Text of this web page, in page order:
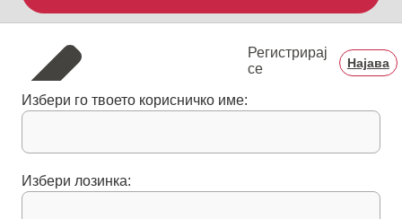
Регистрирај
се
Најава
Избери го твоето корисничко име:
Избери лозинка: